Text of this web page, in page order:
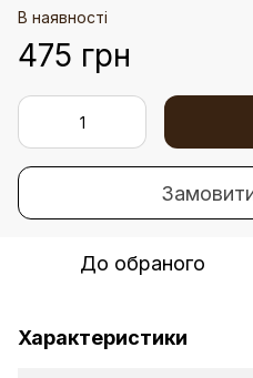
В наявності
475 грн
До обраного
Характеристики